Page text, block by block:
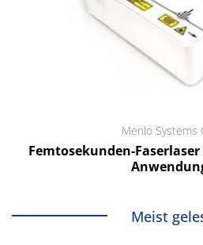
Menlo Systems
Femtosekunden-
Meist